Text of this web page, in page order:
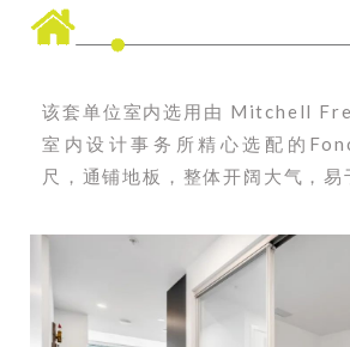
该套单位室内选用由 Mitchell
室内设计事务所精心选配的
尺，通铺地板，整体开阔大气，易